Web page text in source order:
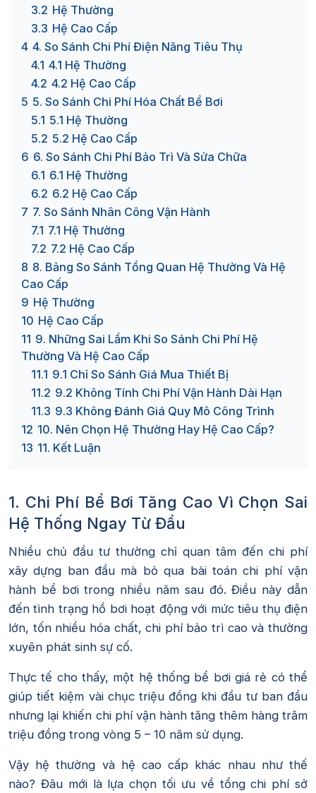
3.2 Hệ Thường
3.3 Hệ Cao Cấp
4 4. So Sánh Chi Phí Điện Năng Tiêu Thụ
4.1 4.1 Hệ Thường
4.2 4.2 Hệ Cao Cấp
5 5. So Sánh Chi Phí Hóa Chất Bể Bơi
5.1 5.1 Hệ Thường
5.2 5.2 Hệ Cao Cấp
6 6. So Sánh Chi Phí Bảo Trì Và Sửa Chữa
6.1 6.1 Hệ Thường
6.2 6.2 Hệ Cao Cấp
7 7. So Sánh Nhân Công Vận Hành
7.1 7.1 Hệ Thường
7.2 7.2 Hệ Cao Cấp
8 8. Bảng So Sánh Tổng Quan Hệ Thường Và Hệ
Cao Cấp
9 Hệ Thường
10 Hệ Cao Cấp
11 9. Những Sai Lầm Khi So Sánh Chi Phí Hệ
Thường Và Hệ Cao Cấp
11.1 9.1 Chỉ So Sánh Giá Mua Thiết Bị
11.2 9.2 Không Tính Chi Phí Vận Hành Dài Hạn
11.3 9.3 Không Đánh Giá Quy Mô Công Trình
12 10. Nên Chọn Hệ Thường Hay Hệ Cao Cấp?
13 11. Kết Luận
1. Chi Phí Bể Bơi Tăng Cao Vì Chọn Sai
Hệ Thống Ngay Từ Đầu
Nhiều chủ đầu tư thường chỉ quan tâm đến chi phí
xây dựng ban đầu mà bỏ qua bài toán chi phí vận
hành bể bơi trong nhiều năm sau đó. Điều này dẫn
đến tình trạng hồ bơi hoạt động với mức tiêu thụ điện
lớn, tốn nhiều hóa chất, chi phí bảo trì cao và thường
xuyên phát sinh sự cố.
Thực tế cho thấy, một hệ thống bể bơi giá rẻ có thể
giúp tiết kiệm vài chục triệu đồng khi đầu tư ban đầu
nhưng lại khiến chi phí vận hành tăng thêm hàng trăm
triệu đồng trong vòng 5 – 10 năm sử dụng.
Vậy hệ thường và hệ cao cấp khác nhau như thế
nào? Đâu mới là lựa chọn tối ưu về tổng chi phí sở